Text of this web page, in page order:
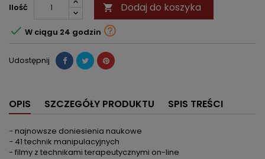
Ilość  Dodaj do koszyka
 W ciągu 24 godzin 
Udostępnij
OPIS SZCZEGÓŁY PRODUKTU SPIS TREŚCI
- najnowsze doniesienia naukowe
- 41 technik manipulacyjnych
- filmy z technikami terapeutycznymi on-line